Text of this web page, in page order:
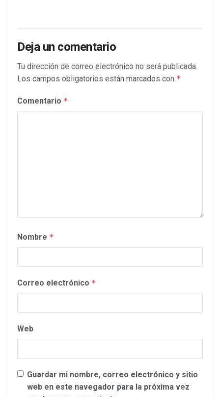
Deja un comentario
Tu dirección de correo electrónico no será publicada.
Los campos obligatorios están marcados con *
Comentario *
Nombre *
Correo electrónico *
Web
Guardar mi nombre, correo electrónico y sitio
web en este navegador para la próxima vez